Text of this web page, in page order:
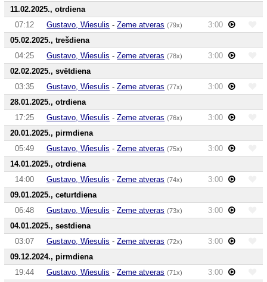
11.02.2025., otrdiena
07:12
Gustavo, Wiesulis -Zeme atveras (79x)
3:00
05.02.2025., trešdiena
04:25
Gustavo, Wiesulis -Zeme atveras (78x)
3:00
02.02.2025., svētdiena
03:35
Gustavo, Wiesulis -Zeme atveras (77x)
3:00
28.01.2025., otrdiena
17:25
Gustavo, Wiesulis -Zeme atveras (76x)
3:00
20.01.2025., pirmdiena
05:49
Gustavo, Wiesulis -Zeme atveras (75x)
3:00
14.01.2025., otrdiena
14:00
Gustavo, Wiesulis -Zeme atveras (74x)
3:00
09.01.2025., ceturtdiena
06:48
Gustavo, Wiesulis -Zeme atveras (73x)
3:00
04.01.2025., sestdiena
03:07
Gustavo, Wiesulis -Zeme atveras (72x)
3:00
09.12.2024., pirmdiena
19:44
Gustavo, Wiesulis -Zeme atveras (71x)
3:00